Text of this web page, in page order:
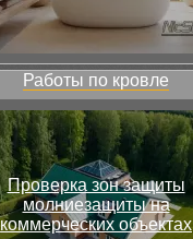
Работы по кровле
Проверка зон защиты
молниезащиты на
коммерческих объектах